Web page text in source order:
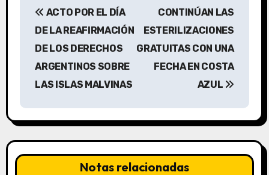
a
c
ACTO POR EL DÍA
DE LA REAFIRMACIÓN
DE LOS DERECHOS
ARGENTINOS SOBRE
LAS ISLAS MALVINAS
CONTINÚAN LAS
ESTERILIZACIONES
GRATUITAS CON UNA
FECHA EN COSTA
AZUL
Notas relacionadas